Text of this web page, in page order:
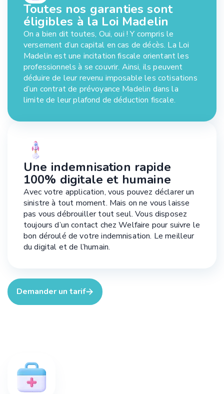
Toutes nos garanties sont
éligibles à la Loi Madelin
On a bien dit toutes, Oui, oui ! Y compris le
versement d’un capital en cas de décès. La Loi
Madelin est une incitation fiscale orientant les
professionnels à se couvrir. Ainsi, ils peuvent
déduire de leur revenu imposable les cotisations
d’un contrat de prévoyance Madelin dans la
limite de leur plafond de déduction fiscale.
Une indemnisation rapide
100% digitale et humaine
Avec votre application, vous pouvez déclarer un
sinistre à tout moment. Mais on ne vous laisse
pas vous débrouiller tout seul. Vous disposez
toujours d’un contact chez Welfaire pour suivre le
bon déroulé de votre indemnisation. Le meilleur
du digital et de l’humain.
Demander un tarif